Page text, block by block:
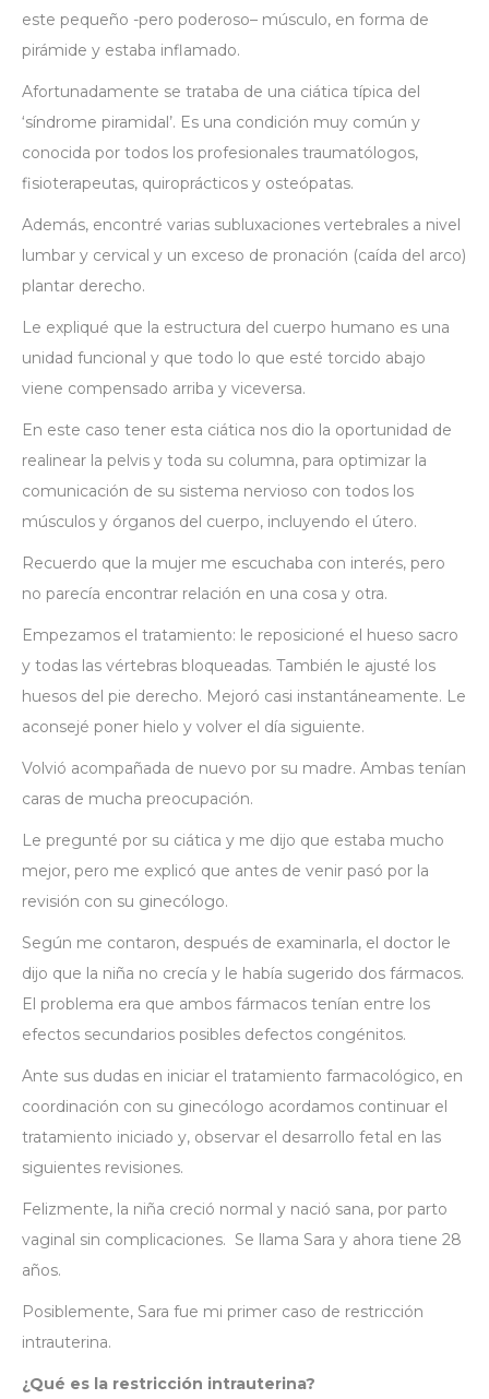
este pequeño -pero poderoso– músculo, en forma de
pirámide y estaba inflamado.
Afortunadamente se trataba de una ciática típica del
‘síndrome piramidal’. Es una condición muy común y
conocida por todos los profesionales traumatólogos,
fisioterapeutas, quiroprácticos y osteópatas.
Además, encontré varias subluxaciones vertebrales a nivel
lumbar y cervical y un exceso de pronación (caída del arco)
plantar derecho.
Le expliqué que la estructura del cuerpo humano es una
unidad funcional y que todo lo que esté torcido abajo
viene compensado arriba y viceversa.
En este caso tener esta ciática nos dio la oportunidad de
realinear la pelvis y toda su columna, para optimizar la
comunicación de su sistema nervioso con todos los
músculos y órganos del cuerpo, incluyendo el útero.
Recuerdo que la mujer me escuchaba con interés, pero
no parecía encontrar relación en una cosa y otra.
Empezamos el tratamiento: le reposicioné el hueso sacro
y todas las vértebras bloqueadas. También le ajusté los
huesos del pie derecho. Mejoró casi instantáneamente. Le
aconsejé poner hielo y volver el día siguiente.
Volvió acompañada de nuevo por su madre. Ambas tenían
caras de mucha preocupación.
Le pregunté por su ciática y me dijo que estaba mucho
mejor, pero me explicó que antes de venir pasó por la
revisión con su ginecólogo.
Según me contaron, después de examinarla, el doctor le
dijo que la niña no crecía y le había sugerido dos fármacos.
El problema era que ambos fármacos tenían entre los
efectos secundarios posibles defectos congénitos.
Ante sus dudas en iniciar el tratamiento farmacológico, en
coordinación con su ginecólogo acordamos continuar el
tratamiento iniciado y, observar el desarrollo fetal en las
siguientes revisiones.
Felizmente, la niña creció normal y nació sana, por parto
vaginal sin complicaciones. Se llama Sara y ahora tiene 28
años.
Posiblemente, Sara fue mi primer caso de restricción
intrauterina.
¿Qué es la restricción intrauterina?